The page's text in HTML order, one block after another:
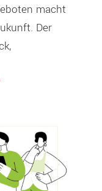
macht
Der